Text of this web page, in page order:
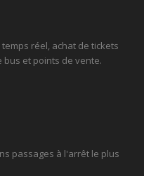
réel, achat de tickets
bus et points de vente.
passages à l'arrêt le plus